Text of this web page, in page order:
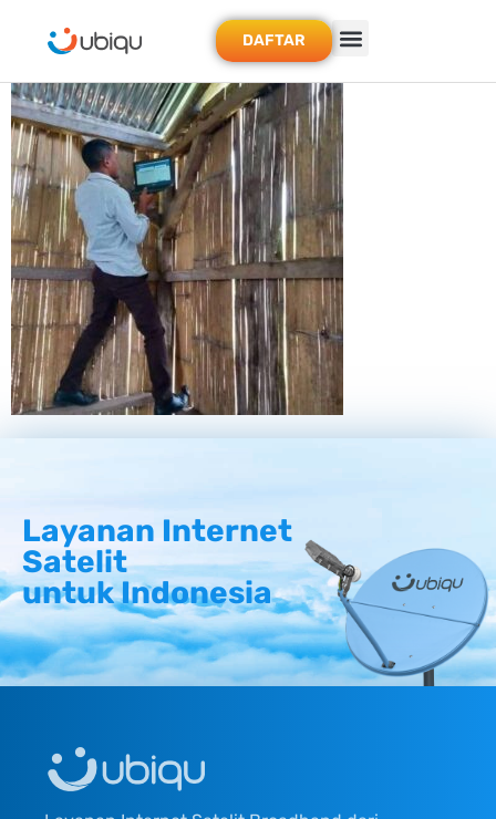
DAFTAR
Layanan Internet
Satelit
untuk Indonesia